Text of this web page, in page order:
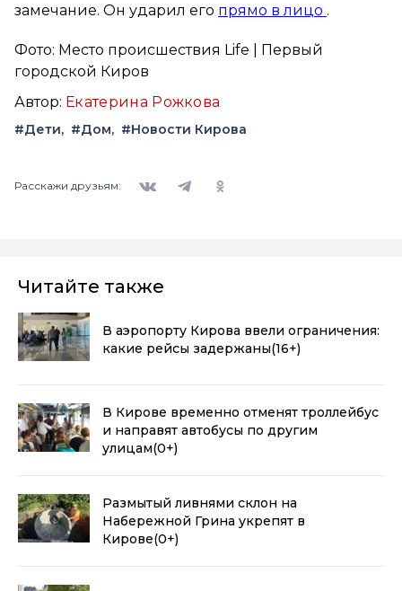
замечание. Он ударил его прямо в лицо .
Фото: Место происшествия Life | Первый
городской Киров
Автор: Екатерина Рожкова
#Дети #Дом #Новости Кирова
Расскажи друзьям:
Читайте также
В аэропорту Кирова ввели ограничения:
какие рейсы задержаны(16+)
В Кирове временно отменят троллейбус
и направят автобусы по другим
улицам(0+)
Размытый ливнями склон на
Набережной Грина укрепят в
Кирове(0+)